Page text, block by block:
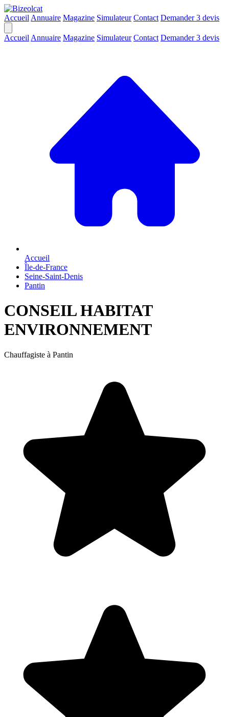
Accueil Annuaire Magazine Simulateur Contact Demander 3 devis
Accueil Annuaire Magazine Simulateur Contact Demander 3 devis
Accueil
Île-de-France
Seine-Saint-Denis
Pantin
CONSEIL HABITAT
ENVIRONNEMENT
Chauffagiste à Pantin